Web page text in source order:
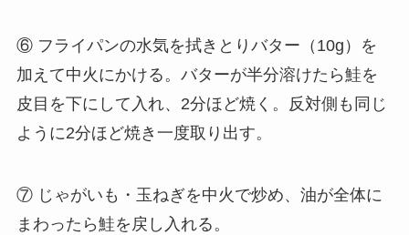
⑥ フライパンの水気を拭きとりバター（10g）を
加えて中火にかける。バターが半分溶けたら鮭を
皮目を下にして入れ、2分ほど焼く。反対側も同じ
ように2分ほど焼き一度取り出す。
⑦ じゃがいも・玉ねぎを中火で炒め、油が全体に
まわったら鮭を戻し入れる。